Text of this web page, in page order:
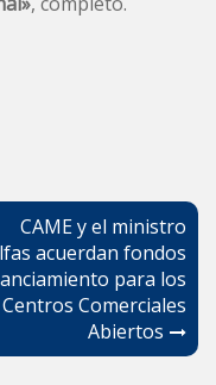
CAME y el ministro
acuerdan fondos
para los
Centros Comerciales
Abiertos